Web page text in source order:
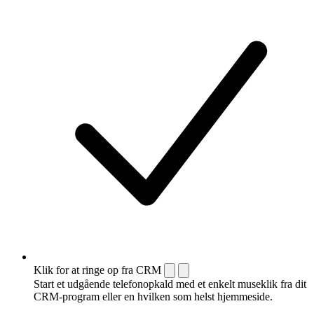
Klik for at ringe op fra CRM
Start et udgående telefonopkald med et enkelt museklik fra dit
CRM-program eller en hvilken som helst hjemmeside.